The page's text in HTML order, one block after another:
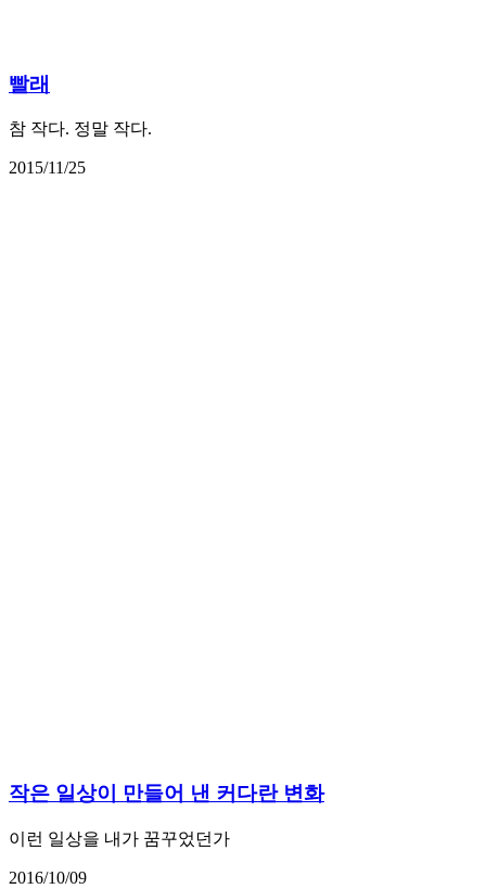
빨래
참 작다. 정말 작다.
2015/11/25
작은 일상이 만들어 낸 커다란 변화
이런 일상을 내가 꿈꾸었던가
2016/10/09